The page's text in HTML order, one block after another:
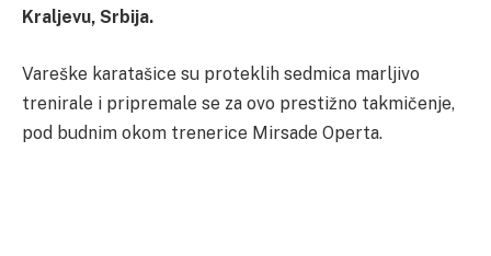
Kraljevu, Srbija.
Vareške karatašice su proteklih sedmica marljivo
trenirale i pripremale se za ovo prestižno takmičenje,
pod budnim okom trenerice Mirsade Operta.